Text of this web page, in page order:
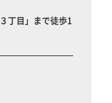
丁目」まで徒歩1